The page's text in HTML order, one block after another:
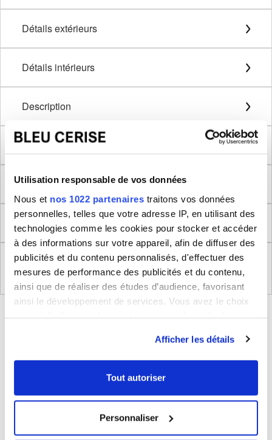
Utilisation responsable de vos données
Nous et nos 1022 partenaires traitons vos données
personnelles, telles que votre adresse IP, en utilisant des
technologies comme les cookies pour stocker et accéder
à des informations sur votre appareil, afin de diffuser des
publicités et du contenu personnalisés, d'effectuer des
mesures de performance des publicités et du contenu,
ainsi que de réaliser des études d’audience, favorisant
ainsi le développement de services. Vous avez le choix
tout moment en consultant la Déclaration relative aux
cookies ou en cliquant sur l'icône de confidentialité.
Collecter des informations sur votre localisation
géographique qui peuvent être précises à plusieurs
mètres près
Afficher les détails
Tout autoriser
Personnaliser
Détails extérieurs
Détails intérieurs
Description
Méthode de mesure
Dimensions produit
Retour
Règlement (UE) 2023/988 relatifs à la Sécurité
Générale des Produits
BLEUCERISE VOUS CONSEILLE